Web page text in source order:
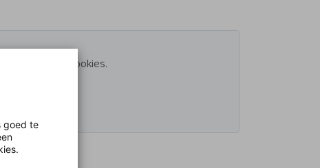
marketingcookies.
goed te